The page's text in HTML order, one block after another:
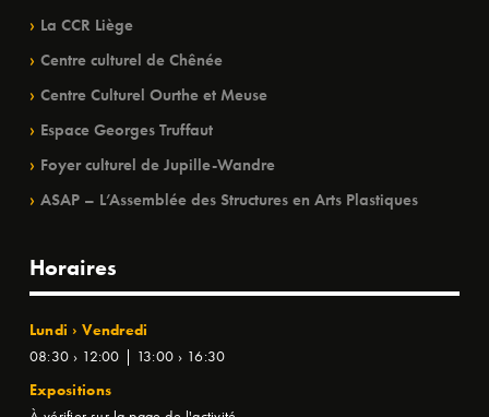
La CCR Liège
Centre culturel de Chênée
Centre Culturel Ourthe et Meuse
Espace Georges Truffaut
Foyer culturel de Jupille-Wandre
ASAP – L’Assemblée des Structures en Arts Plastiques
Horaires
Lundi › Vendredi
08:30 › 12:00 | 13:00 › 16:30
Expositions